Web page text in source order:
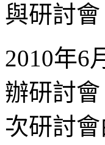
與研討
2010年6
辦研討
次研討